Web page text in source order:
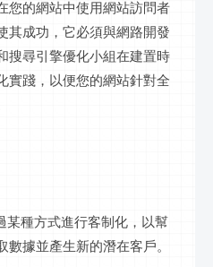
您的網站中使用網站訪問者
其成功，它必須與網路開發
搜尋引擎優化小組在建置時
實踐，以便您的網站針對全
某種方式進行客制化 ，以幫
數據並產生新的潛在客戶。